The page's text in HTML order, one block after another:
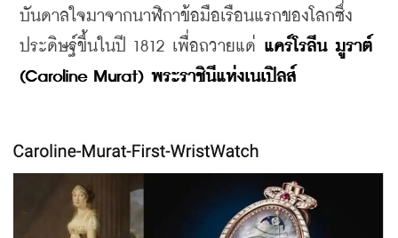
บันดาลใจมาจากนาฬิกาข้อมือเรือนแรกของโลกซึ่ง
ประดิษฐ์ขึ้นในปี 1812 เพื่อถวายแด่ แคร์โรลีน มูราต์
(Caroline Murat) พระราชินีแห่งเนเปิลส์